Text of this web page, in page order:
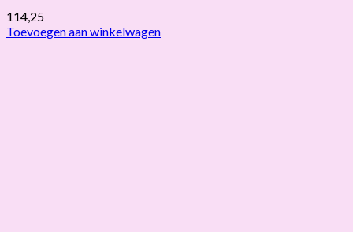
114,25
Toevoegen aan winkelwagen